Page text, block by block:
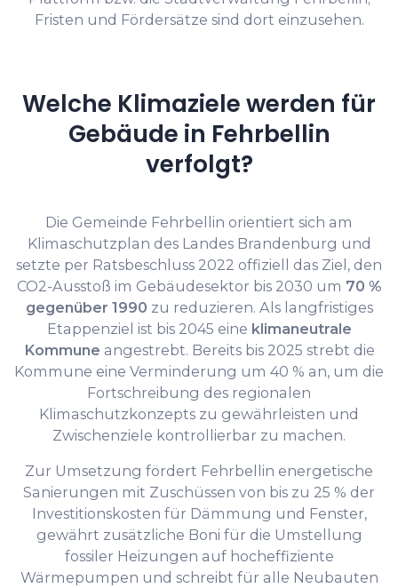
Fristen und Fördersätze sind dort einzusehen.
Welche Klimaziele werden für
Gebäude in Fehrbellin
verfolgt?
Die Gemeinde Fehrbellin orientiert sich am
Klimaschutzplan des Landes Brandenburg und
setzte per Ratsbeschluss 2022 offiziell das Ziel, den
CO2-Ausstoß im Gebäudesektor bis 2030 um 70 %
gegenüber 1990 zu reduzieren. Als langfristiges
Etappenziel ist bis 2045 eine klimaneutrale
Kommune angestrebt. Bereits bis 2025 strebt die
Kommune eine Verminderung um 40 % an, um die
Fortschreibung des regionalen
Klimaschutzkonzepts zu gewährleisten und
Zwischenziele kontrollierbar zu machen.
Zur Umsetzung fördert Fehrbellin energetische
Sanierungen mit Zuschüssen von bis zu 25 % der
Investitionskosten für Dämmung und Fenster,
gewährt zusätzliche Boni für die Umstellung
fossiler Heizungen auf hocheffiziente
Wärmepumpen und schreibt für alle Neubauten